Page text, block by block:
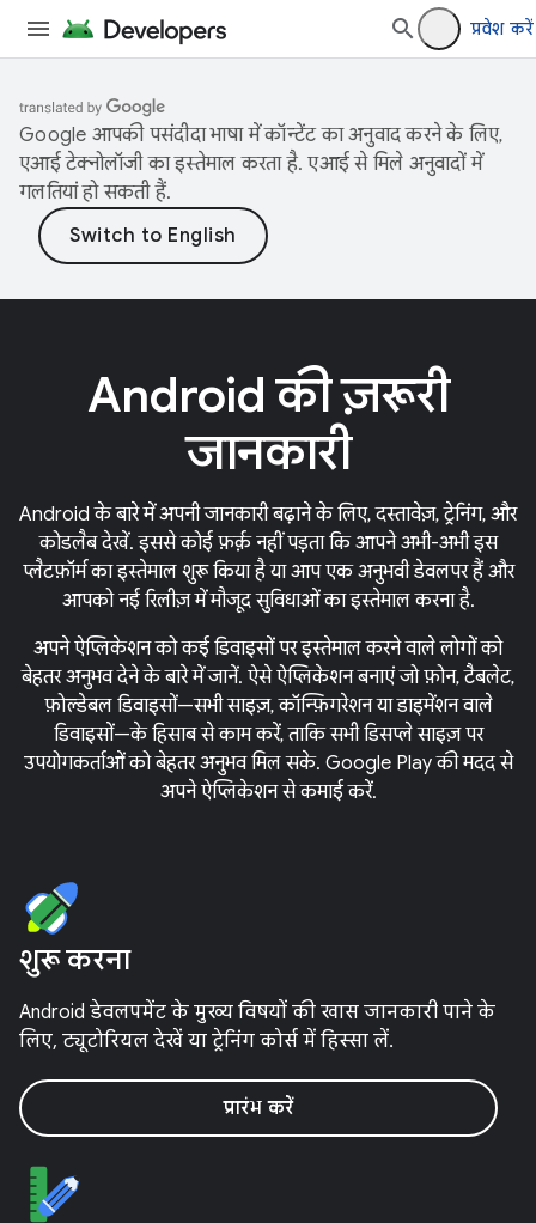
प्रवेश करें
Google आपकी पसंदीदा भाषा में कॉन्टेंट का अनुवाद करने के लिए,
एआई टेक्नोलॉजी का इस्तेमाल करता है. एआई से मिले अनुवादों में
गलतियां हो सकती हैं.
Android की ज़रूरी
जानकारी
Android के बारे में अपनी जानकारी बढ़ाने के लिए, दस्तावेज़, ट्रेनिंग, और
कोडलैब देखें. इससे कोई फ़र्क़ नहीं पड़ता कि आपने अभी-अभी इस
प्लैटफ़ॉर्म का इस्तेमाल शुरू किया है या आप एक अनुभवी डेवलपर हैं और
आपको नई रिलीज़ में मौजूद सुविधाओं का इस्तेमाल करना है.
अपने ऐप्लिकेशन को कई डिवाइसों पर इस्तेमाल करने वाले लोगों को
बेहतर अनुभव देने के बारे में जानें. ऐसे ऐप्लिकेशन बनाएं जो फ़ोन, टैबलेट,
फ़ोल्डेबल डिवाइसों—सभी साइज़, कॉन्फ़िगरेशन या डाइमेंशन वाले
डिवाइसों—के हिसाब से काम करें, ताकि सभी डिसप्ले साइज़ पर
उपयोगकर्ताओं को बेहतर अनुभव मिल सके. Google Play की मदद से
अपने ऐप्लिकेशन से कमाई करें.
शुरू करना
Android डेवलपमेंट के मुख्य विषयों की खास जानकारी पाने के
लिए, ट्यूटोरियल देखें या ट्रेनिंग कोर्स में हिस्सा लें.
प्रारंभ करें